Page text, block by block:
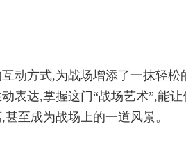
动方式,为战场增添了一抹轻松
表达,掌握这门“战场艺术”,能让
至成为战场上的一道风景。